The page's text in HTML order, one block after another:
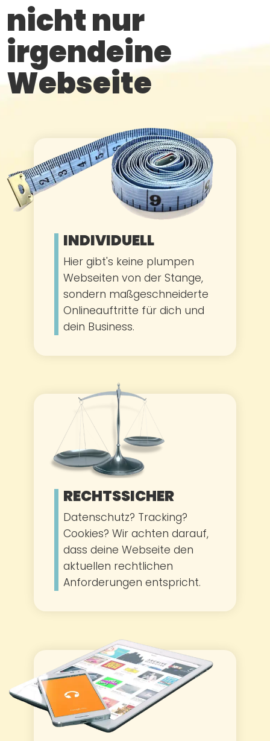
nicht nur
irgendeine
Webseite
INDIVIDUELL
Hier gibt's keine plumpen
Webseiten von der Stange,
sondern maßgeschneiderte
Onlineauftritte für dich und
dein Business.
RECHTSSICHER
Datenschutz? Tracking?
Cookies? Wir achten darauf,
dass deine Webseite den
aktuellen rechtlichen
Anforderungen entspricht.